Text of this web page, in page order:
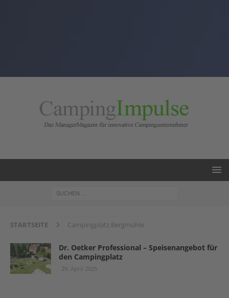
STARTSEITE Campingplatz Bergmühle
Dr. Oetker Professional – Speisenangebot für
den Campingplatz
29. April 2025